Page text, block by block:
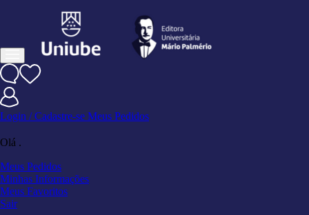
Login / Cadastre-se Meus Pedidos
Olá .
Meus Pedidos
Minhas Informações
Meus Favoritos
Sair